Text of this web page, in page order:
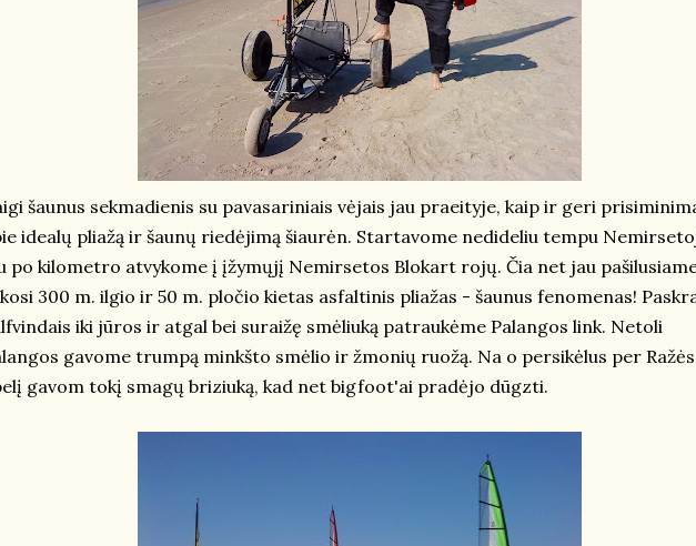
šaunus sekmadienis su pavasariniais vėjais jau praeityje, kaip ir geri
idealų pliažą ir šaunų riedėjimą šiaurėn. Startavome nedideliu tempu
po kilometro atvykome į įžymųjį Nemirsetos Blokart rojų. Čia net jau
300 m. ilgio ir 50 m. pločio kietas asfaltinis pliažas - šaunus fenomenas!
iki jūros ir atgal bei suraižę smėliuką patraukėme Palangos link. Netoli
gavome trumpą minkšto smėlio ir žmonių ruožą. Na o persikėlus per Ražės
gavom tokį smagų briziuką, kad net bigfoot'ai pradėjo dūgzti.